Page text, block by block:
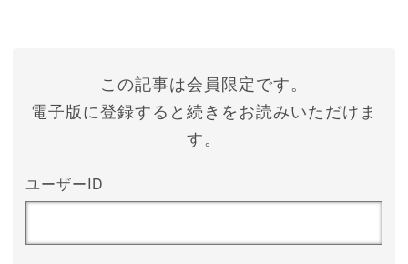
この記事は会員限定です。
電子版に登録すると続きをお読みいただけま
す。
ユーザーID